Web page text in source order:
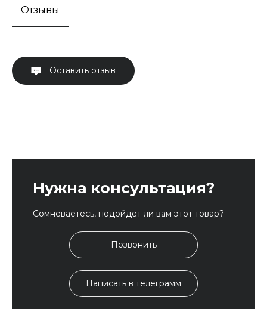
Отзывы
Оставить отзыв
Нужна консультация?
Сомневаетесь, подойдет ли вам этот товар?
Позвонить
Написать в телеграмм